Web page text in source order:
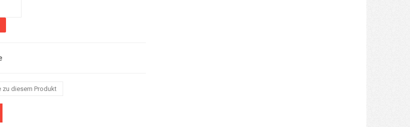
zu diesem Produkt